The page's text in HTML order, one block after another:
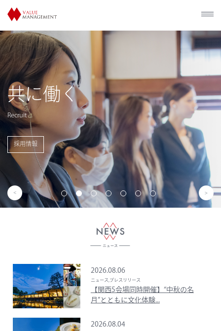
歴史的建造物の
利活用
Utilization of Historical Facilities
事業概要を見る
2026.08.06
ニュース,プレスリリース
【関西5会場同時開催】“中秋の名
月”とともに文化体験...
2026.08.04